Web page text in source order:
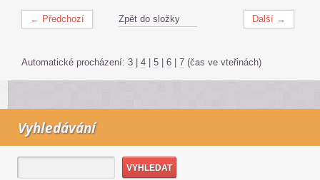
← Předchozí Další →
Zpět do složky
Automatické procházení: 3 | 4 | 5 | 6 | 7 (čas ve vteřinách)
Vyhledávání